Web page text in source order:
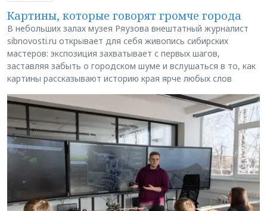
Картины, которые говорят громче города
В небольших залах музея Ряузова внештатный журналист
sibnovosti.ru открывает для себя живопись сибирских
мастеров: экспозиция захватывает с первых шагов,
заставляя забыть о городском шуме и вслушаться в то, как
картины рассказывают историю края ярче любых слов